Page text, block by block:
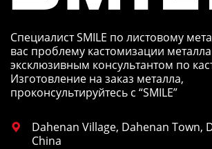
Специалист SMILE по листовому
вас проблему кастомизации
эксклюзивным консультантом по
Изготовление на заказ металла,
проконсультируйтесь с “SMILE”

Dahenan Village, Dahenan Town,
China